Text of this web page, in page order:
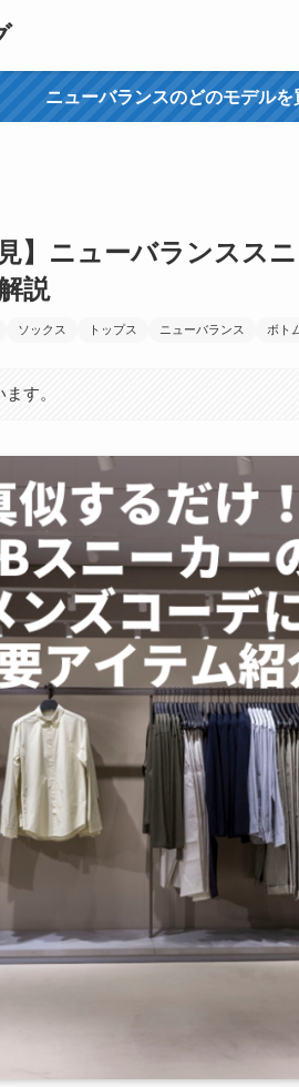
ニューバランスのどのモデル
見】ニューバランスス
説
ソックス トップス ニューバランス ボト
す。